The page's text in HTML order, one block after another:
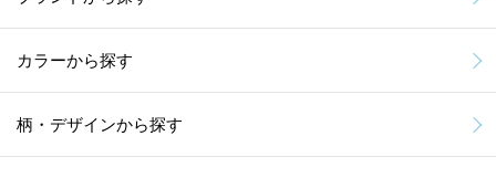
カラーから探す
柄・デザインから探す